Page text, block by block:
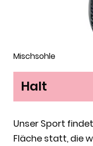
Mischsohle
Halt
Unser Sport
Fläche statt, die